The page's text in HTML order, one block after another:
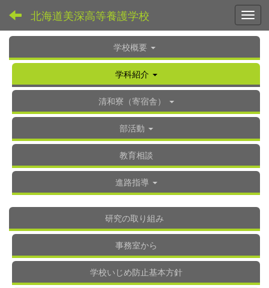
北海道美深高等養護学校
学校概要
学科紹介
清和寮（寄宿舎）
部活動
教育相談
進路指導
研究の取り組み
事務室から
学校いじめ防止基本方針